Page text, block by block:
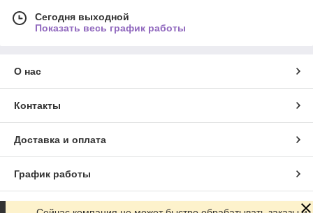
Сегодня выходной
Показать весь график работы
О нас
Контакты
Доставка и оплата
График работы
Полная версия сайта